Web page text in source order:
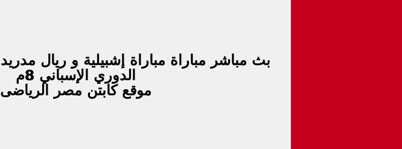
الدوري الإسباني 8م
موقع كابتن مصر الرياضى